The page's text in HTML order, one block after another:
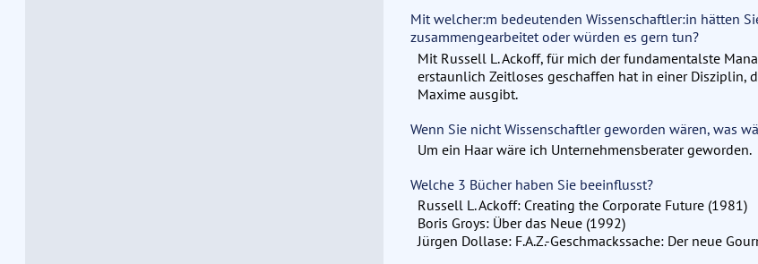
Mit welcher:m bedeutenden Wissenschaftler:in hätten
zusammengearbeitet oder würden es gern tun?
Mit Russell L. Ackoff, für mich der fundamentalste
erstaunlich Zeitloses geschaffen hat in einer Disziplin,
Maxime ausgibt.
Wenn Sie nicht Wissenschaftler geworden wären, was
Um ein Haar wäre ich Unternehmensberater geworden.
Welche 3 Bücher haben Sie beeinflusst?
Russell L. Ackoff: Creating the Corporate Future (1981)
Boris Groys: Über das Neue (1992)
Jürgen Dollase: F.A.Z.-Geschmackssache: Der neue